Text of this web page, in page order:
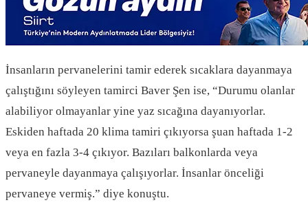
İnsanların pervanelerini tamir ederek sıcaklara dayanmaya
çalıştığını söyleyen tamirci Baver Şen ise, “Durumu olanlar
alabiliyor olmayanlar yine yaz sıcağına dayanıyorlar.
Eskiden haftada 20 klima tamiri çıkıyorsa şuan haftada 1-2
veya en fazla 3-4 çıkıyor. Bazıları balkonlarda veya
pervaneyle dayanmaya çalışıyorlar. İnsanlar önceliği
pervaneye vermiş.” diye konuştu.